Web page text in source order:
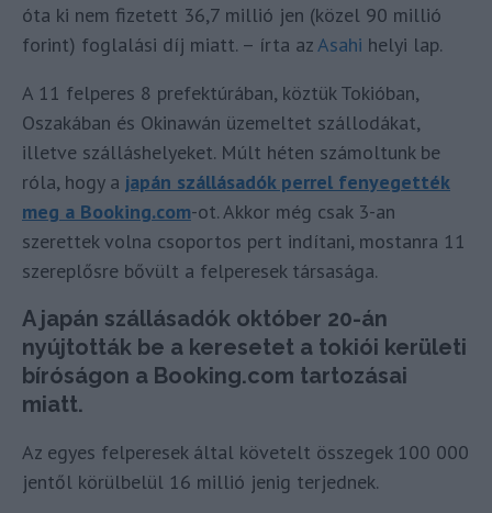
óta ki nem fizetett 36,7 millió jen (közel 90 millió
forint) foglalási díj miatt. – írta azAsahi helyi lap.
A 11 felperes 8 prefektúrában, köztük Tokióban,
Oszakában és Okinawán üzemeltet szállodákat,
illetve szálláshelyeket. Múlt héten számoltunk be
róla, hogy a japán szállásadók perrel fenyegették
meg a Booking.com-ot. Akkor még csak 3-an
szerettek volna csoportos pert indítani, mostanra 11
szereplősre bővült a felperesek társasága.
A japán szállásadók október 20-án
nyújtották be a keresetet a tokiói kerületi
bíróságon a Booking.com tartozásai
miatt.
Az egyes felperesek által követelt összegek 100 000
jentől körülbelül 16 millió jenig terjednek.